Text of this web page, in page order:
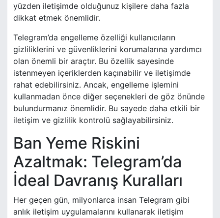
yüzden iletişimde olduğunuz kişilere daha fazla
dikkat etmek önemlidir.
Telegram’da engelleme özelliği kullanıcıların
gizliliklerini ve güvenliklerini korumalarına yardımcı
olan önemli bir araçtır. Bu özellik sayesinde
istenmeyen içeriklerden kaçınabilir ve iletişimde
rahat edebilirsiniz. Ancak, engelleme işlemini
kullanmadan önce diğer seçenekleri de göz önünde
bulundurmanız önemlidir. Bu sayede daha etkili bir
iletişim ve gizlilik kontrolü sağlayabilirsiniz.
Ban Yeme Riskini
Azaltmak: Telegram’da
İdeal Davranış Kuralları
Her geçen gün, milyonlarca insan Telegram gibi
anlık iletişim uygulamalarını kullanarak iletişim